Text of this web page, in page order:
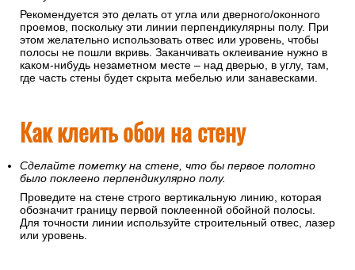
Рекомендуется это делать от угла или дверного/оконного
проемов, поскольку эти линии перпендикулярны полу. При
этом желательно использовать отвес или уровень, чтобы
полосы не пошли вкривь. Заканчивать оклеивание нужно в
каком-нибудь незаметном месте – над дверью, в углу, там,
где часть стены будет скрыта мебелью или занавесками.
Как клеить обои на стену
Сделайте пометку на стене, что бы первое полотно
было поклеено перпендикулярно полу.
Проведите на стене строго вертикальную линию, которая
обозначит границу первой поклеенной обойной полосы.
Для точности линии используйте строительный отвес, лазер
или уровень.